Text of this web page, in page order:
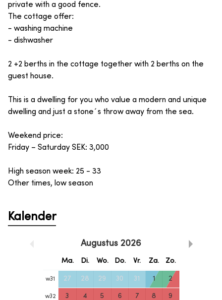
private with a good fence.
The cottage offer:
- washing machine
- dishwasher
2 +2 berths in the cottage together with 2 berths on the
guest house.
This is a dwelling for you who value a modern and unique
dwelling and just a stone´s throw away from the sea.
Weekend price:
Friday – Saturday SEK: 3,000
High season week: 25 - 33
Other times, low season
Kalender
Augustus 2026
Ma. Di. Wo. Do. Vr. Za. Zo.
w31 27 28 29 30 31 1 2
w32 3 4 5 6 7 8 9